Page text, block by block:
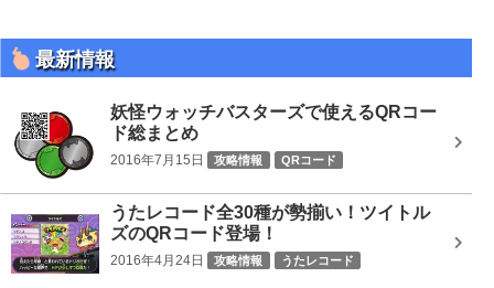
最新情報
妖怪ウォッチバスターズで使えるQRコー
ド総まとめ
2016年7月15日 攻略情報 QRコード
うたレコード全30種が勢揃い！ツイトル
ズのQRコード登場！
2016年4月24日 攻略情報 うたレコード